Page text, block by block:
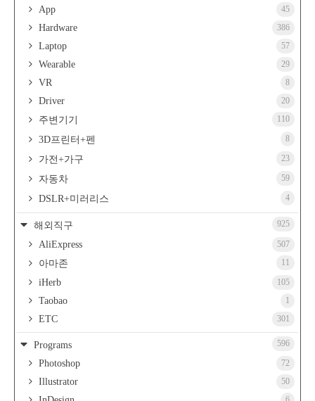
App 45
Hardware 386
Laptop 57
Wearable 29
VR 8
Driver 20
주변기기 110
3D프린터+펜 8
가전+가구 23
자동차 59
DSLR+미러리스 4
해외직구 925
AliExpress 507
아마존 11
iHerb 105
Taobao 1
ETC 301
Programs 596
Photoshop 72
Illustrator 50